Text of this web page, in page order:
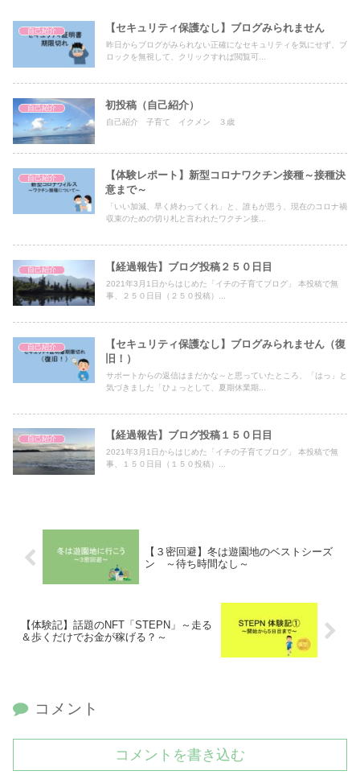
自己紹介 【セキュリティ保護なし】ブログみられません
昨日からブログがみられない正確になセキュリティを気にせず、ブ
ロックを無視して、クリックすれば閲覧可...
自己紹介 初投稿（自己紹介）
自己紹介 子育て イクメン ３歳
自己紹介
【体験レポート】新型コロナワクチン接種～接種決
意まで～
「いい加減、早く終わってくれ」と、誰もが思う、現在のコロナ禍
収束のための切り札と言われたワクチン接...
自己紹介 【経過報告】ブログ投稿２５０日目
2021年3月1日からはじめた「イチの子育てブログ」 本投稿で無
事、２５０日目（２５０投稿）...
自己紹介
【セキュリティ保護なし】ブログみられません（復
旧！）
サポートからの返信はまだかな～と思っていたところ、「はっ」と
気づきました「ひょっとして、夏期休業期...
自己紹介 【経過報告】ブログ投稿１５０日目
2021年3月1日からはじめた「イチの子育てブログ」 本投稿で無
事、１５０日目（１５０投稿）...
【３密回避】冬は遊園地のベストシーズ
ン ～待ち時間なし～
【体験記】話題のNFT「STEPN」～走る
＆歩くだけでお金が稼げる？～
コメント
コメントを書き込む